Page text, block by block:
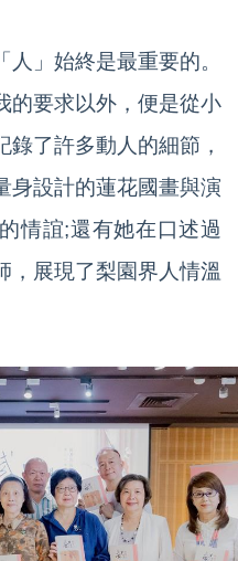
」始終是最重要的。
的要求以外，便是從小
了許多動人的細節，
身設計的蓮花國畫與演
情誼;還有她在口述過
，展現了梨園界人情溫